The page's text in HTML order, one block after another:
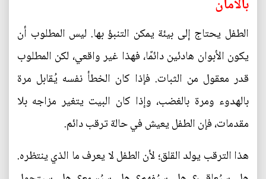
بالأمان
الطفل يحتاج إلى بيئة يمكن التنبؤ بها. ليس المطلوب أن
يكون الأبوان هادئين دائمًا، فهذا غير واقعي، لكن المطلوب
قدر معقول من الثبات. فإذا كان الخطأ نفسه يُقابل مرة
بالهدوء ومرة بالغضب، وإذا كان البيت يتغير مزاجه بلا
مقدمات، فإن الطفل يعيش في حالة ترقب دائم.
هذا الترقب يولد القلق؛ لأن الطفل لا يعرف ما الذي ينتظره.